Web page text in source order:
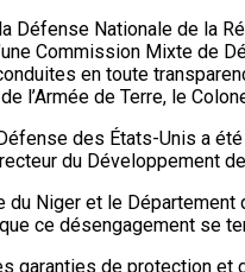
Défense Nationale de la
Commission Mixte de
en toute
l’Armée de Terre, le
des États-Unis a
du Développement
Niger et le
ce désengagement se
garanties de protection